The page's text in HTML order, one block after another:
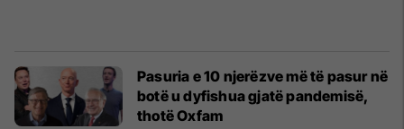
Pasuria e 10 njerëzve më të pasur në
botë u dyfishua gjatë pandemisë,
thotë Oxfam